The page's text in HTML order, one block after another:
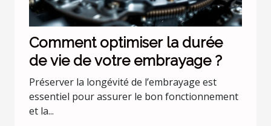
Comment optimiser la durée
de vie de votre embrayage ?
Préserver la longévité de l’embrayage est
essentiel pour assurer le bon fonctionnement
et la...